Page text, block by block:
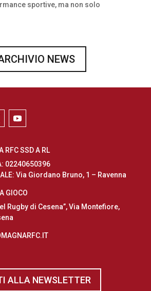
sportive, ma non solo
NEWS
RFC SSD A RL
02240650396
Via Giordano Bruno, 1 – Ravenna
GIOCO
Rugby di Cesena”, Via Montefiore,
ALLA NEWSLETTER